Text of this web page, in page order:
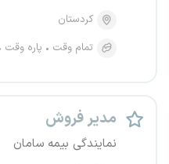
کردستان
تمام وقت
پاره وقت
مدیر فروش
نمایندگی بیمه سامان